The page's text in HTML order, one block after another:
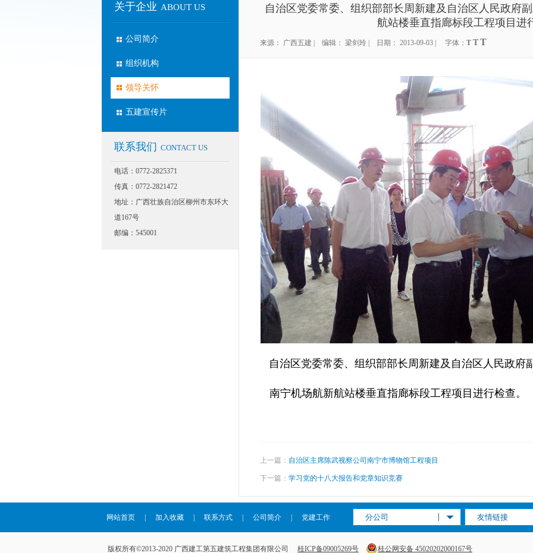
关于企业 ABOUT US
公司简介
组织机构
领导关怀
五建宣传片
联系我们 CONTACT US
电话：0772-2825371
传真：0772-2821472
地址：广西壮族自治区柳州市东环大
道167号
邮编：545001
自治区党委常委、组织部部长周新建及自治区人民政府
航站楼垂直指廊标段工程项目进
来源： 广西五建 | 编辑： 梁剑玲 | 日期： 2013-09-03 | 字体： T T T
自治区党委常委、组织部部长周新建及自治区人民政府
南宁机场航新航站楼垂直指廊标段工程项目进行检查。
上一篇： 自治区主席陈武视察公司南宁市博物馆工程项目
下一篇： 学习党的十八大报告和党章知识竞赛
网站首页 加入收藏 联系方式 公司简介 党建工作 分公司 友情链接
版权所有©2013-2020 广西建工第五建筑工程集团有限公司 桂ICP备09005269号 桂公网安备 45020202000167号